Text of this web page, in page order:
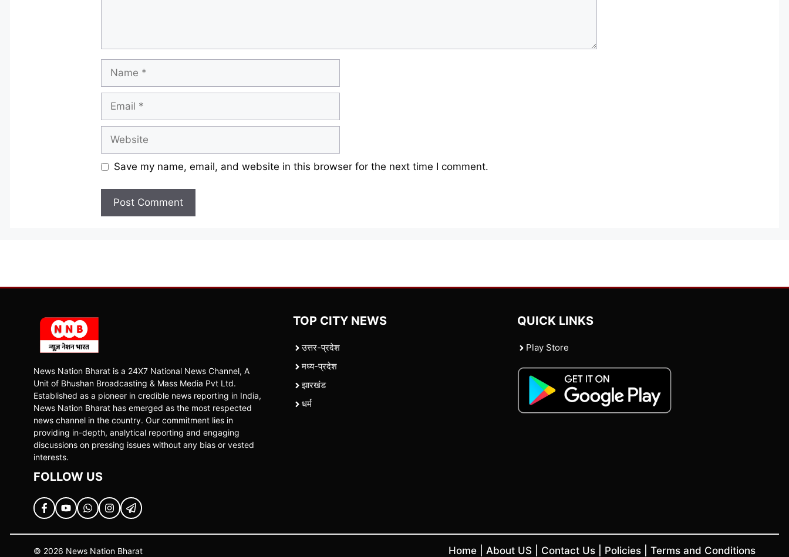
Save my name, email, and website in this browser for the next time I comment.
News Nation Bharat is a 24X7 National News Channel, A
Unit of Bhushan Broadcasting & Mass Media Pvt Ltd.
Established as a pioneer in credible news reporting in India,
News Nation Bharat has emerged as the most respected
news channel in the country. Our commitment lies in
providing in-depth, analytical reporting and engaging
discussions on pressing issues without any bias or vested
interests.
FOLLOW US
TOP CITY NEWS
उत्तर-प्रदेश
मध्य-प्रदेश
झारखंड
धर्म
QUICK LINKS
Play Store
© 2026 News Nation Bharat Home About US Contact Us Policies Terms and Conditions